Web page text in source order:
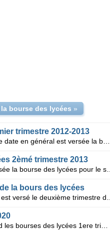
bourse des lycées »
trimestre 2012-2013
Bonjour quelqu'un peut-il me dire à quelle date en général est versée la bourse des lycées du premie
2èmé trimestre 2013
Bonjour, peut on me dire quand sera versée la bourse des lycées pour le second trimestre de cette an
la bours des lycées
Bonsoir est ce que quelqu un serai quand les bourses des lycées 1ere trimestre seront verront verser